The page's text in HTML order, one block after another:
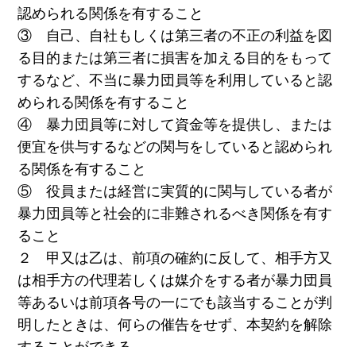
認められる関係を有すること
③ 自己、自社もしくは第三者の不正の利益を図
る目的または第三者に損害を加える目的をもって
するなど、不当に暴力団員等を利用していると認
められる関係を有すること
④ 暴力団員等に対して資金等を提供し、または
便宜を供与するなどの関与をしていると認められ
る関係を有すること
⑤ 役員または経営に実質的に関与している者が
暴力団員等と社会的に非難されるべき関係を有す
ること
２ 甲又は乙は、前項の確約に反して、相手方又
は相手方の代理若しくは媒介をする者が暴力団員
等あるいは前項各号の一にでも該当することが判
明したときは、何らの催告をせず、本契約を解除